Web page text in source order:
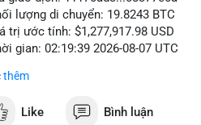
lượng di chuyển: 19.8243 BTC
trị ước tính: $1,277,917.98 USD
gian: 02:19:39 2026-08-07 UTC
lượng gần 20 BTC trị giá hơn 1.27
này thiên về chuyển ví lạnh để
thêm
Like Bình luận